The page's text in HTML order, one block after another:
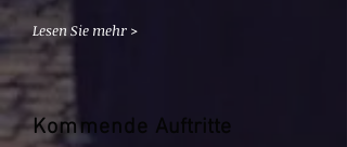
Lesen Sie mehr >
Kommende Auftritte